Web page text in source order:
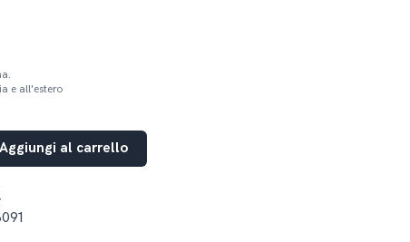
e all'estero
Aggiungi al carrello